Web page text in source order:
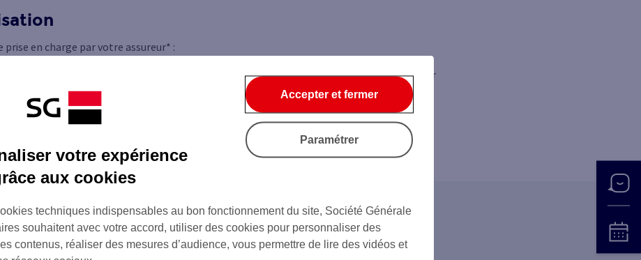
prise en charge par votre assureur* :
: vous serez remboursé des mensualités de votre prêt dans la limité de la quotité pour
dans le certificat d’adhésion et la notice d’information remis lors de l‘adhésion.
Les démarches à réaliser
votre expérience
aux cookies
techniques indispensables au bon fonctionnement du site, Société Générale
souhaitent avec votre accord, utiliser des cookies pour personnaliser des
contenus, réaliser des mesures d’audience, vous permettre de lire des vidéos et
Accepter et fermer
Paramétrer